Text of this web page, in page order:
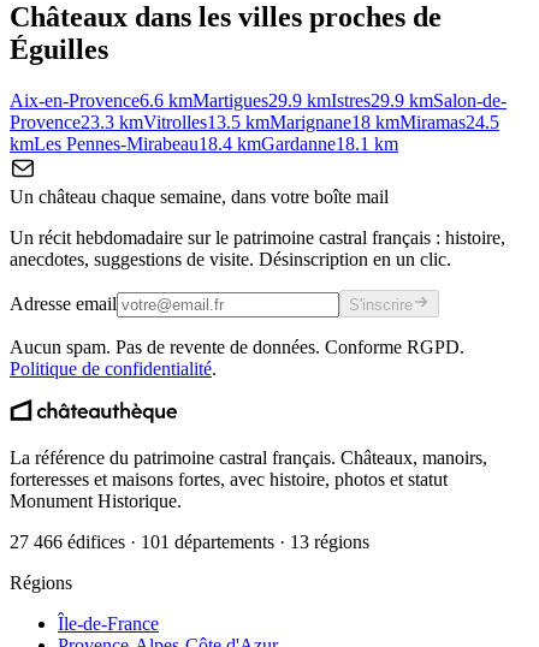
Châteaux dans les villes proches de
Éguilles
Aix-en-Provence6.6 kmMartigues29.9 kmIstres29.9 kmSalon-de-
Provence23.3 kmVitrolles13.5 kmMarignane18 kmMiramas24.5
kmLes Pennes-Mirabeau18.4 kmGardanne18.1 km
Un château chaque semaine, dans votre boîte mail
Un récit hebdomadaire sur le patrimoine castral français : histoire,
anecdotes, suggestions de visite. Désinscription en un clic.
Adresse email S'inscrire
Aucun spam. Pas de revente de données. Conforme RGPD.
Politique de confidentialité.
La référence du patrimoine castral français. Châteaux, manoirs,
forteresses et maisons fortes, avec histoire, photos et statut
Monument Historique.
27 466 édifices · 101 départements · 13 régions
Régions
Île-de-France